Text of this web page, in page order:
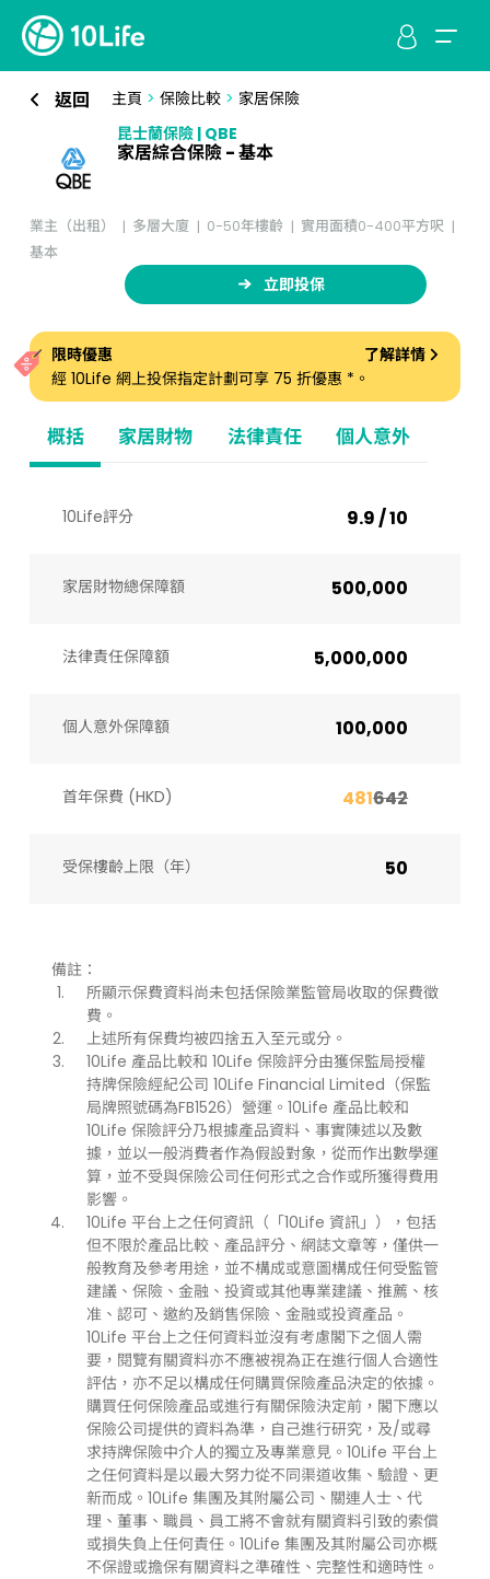
返回 主頁 > 保險比較> 家居保險
昆士蘭保險 | QBE
家居綜合保險​ - 基本
業主（出租） 多層大廈 0-50年樓齡
實用面積0-400平方呎
基本
立即投保
概括 家居財物 法律責任 個人意外
限時優惠
了解詳情
經 10Life 網上投保指定計劃可享 75 折優惠 *。
10Life評分 9.9 / 10
家居財物總保障額 500,000
法律責任保障額 5,000,000
個人意外保障額 100,000
首年保費 (HKD) 481642
受保樓齡上限（年）​ 50
備註：
所顯示保費資料尚未包括保險業監管局收取的保費徵
費。
上述所有保費均被四捨五入至元或分。
10Life 產品比較和 10Life 保險評分由獲保監局授權
持牌保險經紀公司 10Life Financial Limited（保監
局牌照號碼為FB1526）營運。10Life 產品比較和
10Life 保險評分乃根據產品資料、事實陳述以及數
據，並以一般消費者作為假設對象，從而作出數學運
算，並不受與保險公司任何形式之合作或所獲得費用
影響。
10Life 平台上之任何資訊（「10Life 資訊」），包括
但不限於產品比較、產品評分、網誌文章等，僅供一
般教育及參考用途，並不構成或意圖構成任何受監管
建議、保險、金融、投資或其他專業建議、推薦、核
准、認可、邀約及銷售保險、金融或投資產品。
10Life 平台上之任何資料並沒有考慮閣下之個人需
要，閱覽有關資料亦不應被視為正在進行個人合適性
評估，亦不足以構成任何購買保險產品決定的依據。
購買任何保險產品或進行有關保險決定前，閣下應以
保險公司提供的資料為準，自己進行研究，及/或尋
求持牌保險中介人的獨立及專業意見。10Life 平台上
之任何資料是以最大努力從不同渠道收集、驗證、更
新而成。10Life 集團及其附屬公司、關連人士、代
理、董事、職員、員工將不會就有關資料引致的索償
或損失負上任何責任。10Life 集團及其附屬公司亦概
不保證或擔保有關資料之準確性、完整性和適時性。